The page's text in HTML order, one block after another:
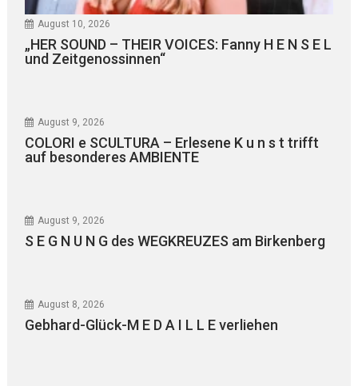
August 10, 2026
„HER SOUND – THEIR VOICES: Fanny H E N S E L
und Zeitgenossinnen“
August 9, 2026
COLORI e SCULTURA – Erlesene K u n s t trifft
auf besonderes AMBIENTE
August 9, 2026
S E G N U N G des WEGKREUZES am Birkenberg
August 8, 2026
Gebhard-Glück-M E D A I L L E verliehen